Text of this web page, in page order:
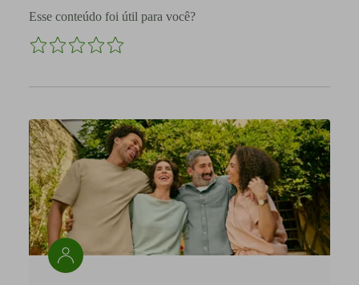
Esse conteúdo foi útil para você?